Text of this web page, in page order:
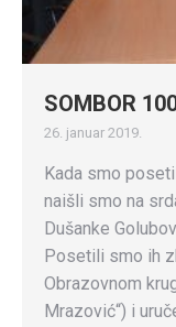
SOMBOR
26. januar 2019.
Kada smo
naišli smo na
Dušanke
Posetili smo ih
Obrazovnom
Mrazović“) i